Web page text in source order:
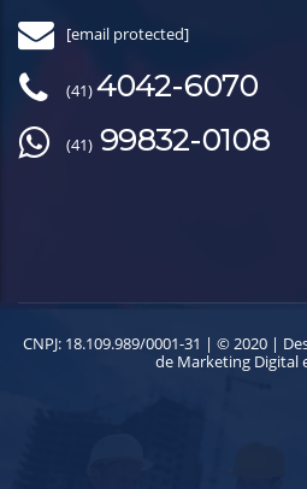
[email protected]
(41)4042-6070
(41) 99832-0108
CNPJ: 18.109.989/0001-31 | © 2020 |
de Marketing Digital